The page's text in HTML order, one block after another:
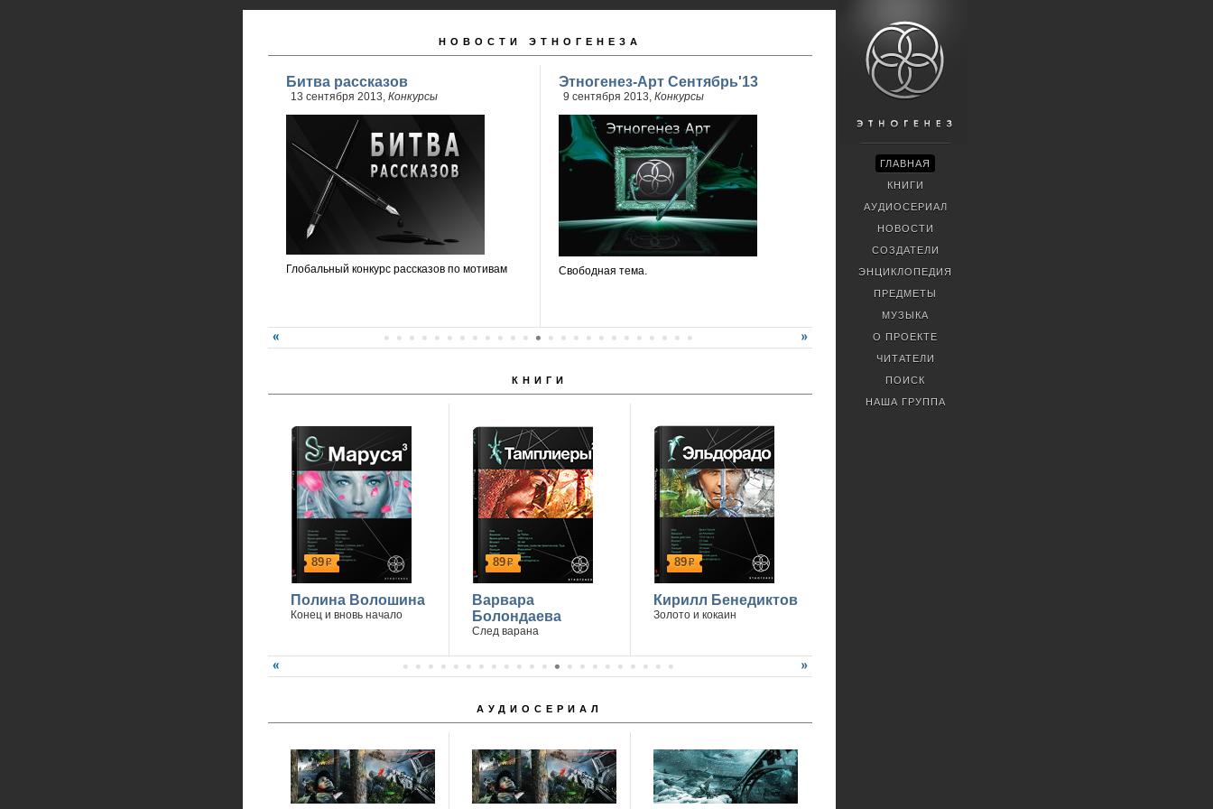
НОВОСТИ ЭТНОГЕНЕЗА
Битва рассказов
13 сентября 2013, Конкурсы
Глобальный конкурс рассказов по мотивам
Этногенез-Арт Сентябрь'13
9 сентября 2013, Конкурсы
Свободная тема.
КНИГИ
89р
Полина Волошина
Конец и вновь начало
89р
Варвара
Болондаева
След варана
89р
Кирилл Бенедиктов
Золото и кокаин
АУДИОСЕРИАЛ
ГЛАВНАЯ
КНИГИ
АУДИОСЕРИАЛ
НОВОСТИ
СОЗДАТЕЛИ
ЭНЦИКЛОПЕДИЯ
ПРЕДМЕТЫ
МУЗЫКА
О ПРОЕКТЕ
ЧИТАТЕЛИ
ПОИСК
НАША ГРУППА